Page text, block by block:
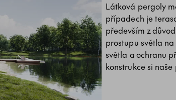
Látková pergoly
případech je
především z
prostupu světla
světla a ochranu
konstrukce si